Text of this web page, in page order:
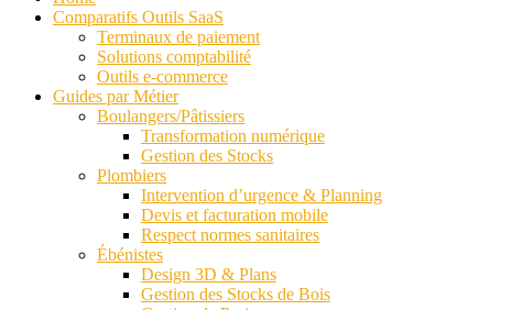
Comparatifs Outils SaaS
Terminaux de paiement
Solutions comptabilité
Outils e-commerce
Guides par Métier
Boulangers/Pâtissiers
Transformation numérique
Gestion des Stocks
Plombiers
Intervention d’urgence & Planning
Devis et facturation mobile
Respect normes sanitaires
Ébénistes
Design 3D & Plans
Gestion des Stocks de Bois